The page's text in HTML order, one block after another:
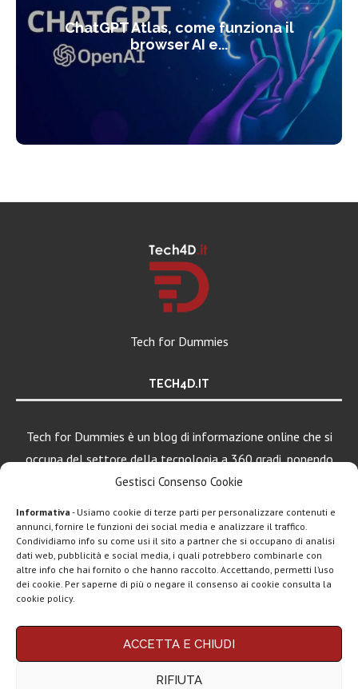
Gestisci Consenso Cookie
Informativa - Usiamo cookie di terze parti per personalizzare contenuti e
annunci, fornire le funzioni dei social media e analizzare il traffico.
Condividiamo info su come usi il sito a partner che si occupano di analisi
dati web, pubblicità e social media, i quali potrebbero combinarle con
altre info che hai fornito o che hanno raccolto. Accettando, permetti l’uso
dei cookie. Per saperne di più o negare il consenso ai cookie consulta la
cookie policy.
ACCETTA E CHIUDI
RIFIUTA
ChatGPT Atlas, come funziona il
browser AI e...
Tech for Dummies
TECH4D.IT
Tech for Dummies è un blog di informazione online che si
occupa del settore della tecnologia a 360 gradi, ponendo
una particolare attenzione al mondo Android, Apple e
Chi siamo Contatti Disclaimer Privacy policy
Tech4D di Michele Ingelido- P. IVA 04124050719
Questo blog non rappresenta una testata giornalistica in quanto viene aggiornato
LEGGI ANCHE
Apple lancia